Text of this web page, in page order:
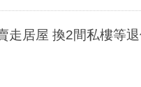
走居屋 換2間私樓等